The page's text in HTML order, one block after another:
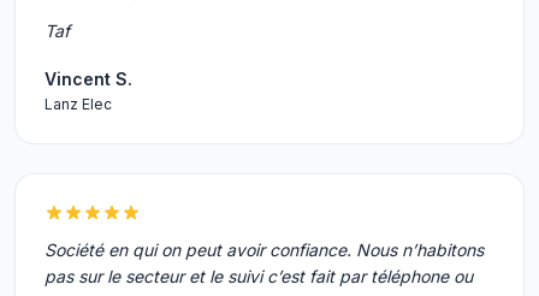
Taf
Vincent S.
Lanz Elec
Société en qui on peut avoir confiance. Nous n’habitons
pas sur le secteur et le suivi c’est fait par téléphone ou